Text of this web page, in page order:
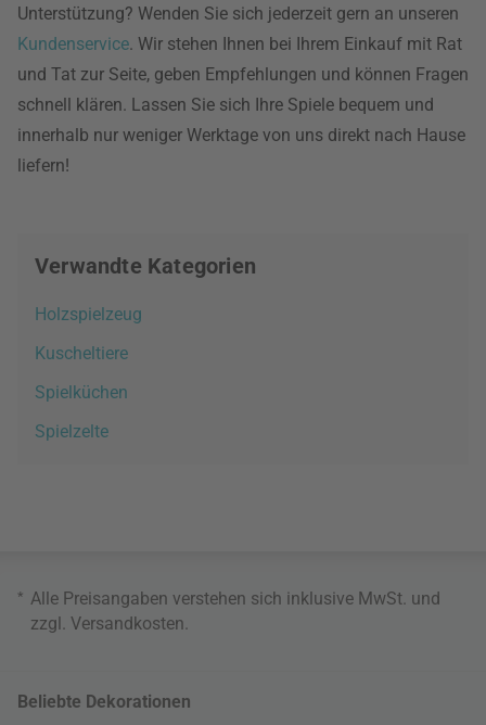
Unterstützung? Wenden Sie sich jederzeit gern an unseren
Kundenservice. Wir stehen Ihnen bei Ihrem Einkauf mit Rat
und Tat zur Seite, geben Empfehlungen und können Fragen
schnell klären. Lassen Sie sich Ihre Spiele bequem und
innerhalb nur weniger Werktage von uns direkt nach Hause
liefern!
Verwandte Kategorien
Holzspielzeug
Kuscheltiere
Spielküchen
Spielzelte
* Alle Preisangaben verstehen sich inklusive MwSt. und
zzgl. Versandkosten.
Beliebte Dekorationen